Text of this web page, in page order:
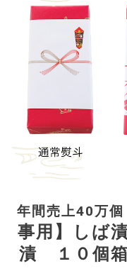
年間売上40万個
事用】しば
漬 １０個